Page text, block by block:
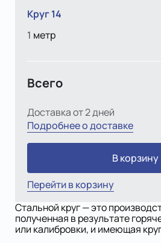
Круг 14
1 метр
Всего
Доставка от 2 дней
Подробнее о доставке
В корзину
Перейти в корзину
Стальной круг — это
полученная в результате
или калибровки, и имеющая